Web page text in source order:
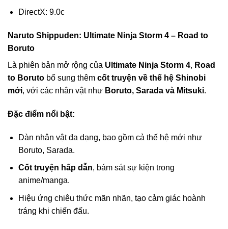
DirectX: 9.0c
Naruto Shippuden: Ultimate Ninja Storm 4 – Road to
Boruto
Là phiên bản mở rộng của Ultimate Ninja Storm 4, Road
to Boruto bổ sung thêm cốt truyện về thế hệ Shinobi
mới, với các nhân vật như Boruto, Sarada và Mitsuki.
Đặc điểm nổi bật:
Dàn nhân vật đa dạng, bao gồm cả thế hệ mới như
Boruto, Sarada.
Cốt truyện hấp dẫn, bám sát sự kiện trong
anime/manga.
Hiệu ứng chiêu thức mãn nhãn, tạo cảm giác hoành
tráng khi chiến đấu.